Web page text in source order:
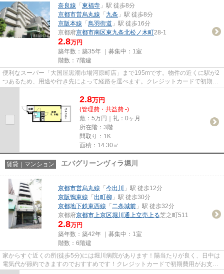
奈良線 「 東福寺 」駅 徒歩8分
京都市営烏丸線 「 九条 」駅 徒歩8分
京阪本線 「 鳥羽街道 」駅 徒歩16分
京都府京都市南区東九条北松ノ木町28-1
2.8万円
築年数：築35年 ｜募集中： 1室
階数：7階建
便利なスーパー「大国屋黒潮市場河原町店」まで195mです。物件の近くに駅が2
つあるため、用途や行き先によって経路を選べます。クレジットカードで初期費
2.8万円
(管理費・共益費 -)
敷：5万円｜礼：0ヶ月
所在階：3階
間取り：1K
面積：14.30㎡
賃貸｜マンション エバグリーンヴィラ堀川
京都市営烏丸線 「 今出川
」駅 徒歩12分
京阪鴨東線 「 出町柳 」駅 徒歩30分
京都地下鉄東西線 「 二条城前 」駅 徒歩32分
京都府京都市上京区堀川通上立売上る芝之町511
2.8万円
築年数：築42年 ｜募集中： 1室
階数：6階建
家からすぐ近くの所(徒歩5分)には堀川病院があります！陽当たりが良く、日中は
電気代が節約できますのでおすすめです！クレジットカードで初期費用がお支払